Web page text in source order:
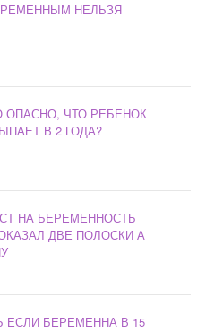
НЕЛЬЗЯ
ОПАСНО, ЧТО РЕБЕНОК
В 2 ГОДА?
НА БЕРЕМЕННОСТЬ
ДВЕ ПОЛОСКИ А
ЕСЛИ БЕРЕМЕННА В 15